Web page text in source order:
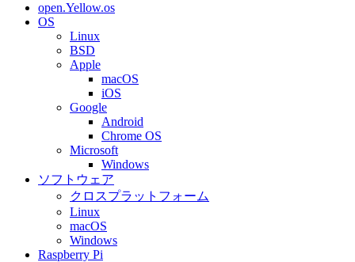
open.Yellow.os
OS
Linux
BSD
Apple
macOS
iOS
Google
Android
Chrome OS
Microsoft
Windows
ソフトウェア
クロスプラットフォーム
Linux
macOS
Windows
Raspberry Pi